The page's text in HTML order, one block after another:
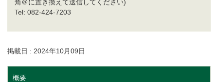
角＠に置き換えて送信してください)
Tel: 082-424-7203
掲載日 : 2024年10月09日
概要